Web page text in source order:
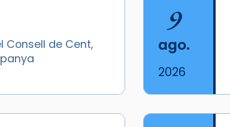
Consell de Cent,
9
ago.
2026